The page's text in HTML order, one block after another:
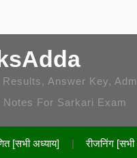
Answer Key,
For Sarkari Exam
[सभी अध्याय] रीजनिंग [सभी